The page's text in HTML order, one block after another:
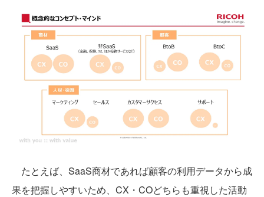
たとえば、SaaS商材であれば顧客の利用データから成
果を把握しやすいため、CX・COどちらも重視した活動